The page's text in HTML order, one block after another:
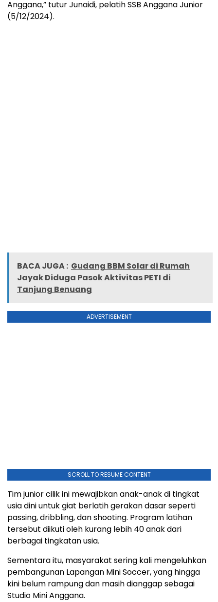
Anggana,” tutur Junaidi, pelatih SSB Anggana Junior
(5/12/2024).
BACA JUGA : Gudang BBM Solar di Rumah
Jayak Diduga Pasok Aktivitas PETI di
Tanjung Benuang
ADVERTISEMENT
SCROLL TO RESUME CONTENT
Tim junior cilik ini mewajibkan anak-anak di tingkat
usia dini untuk giat berlatih gerakan dasar seperti
passing, dribbling, dan shooting. Program latihan
tersebut diikuti oleh kurang lebih 40 anak dari
berbagai tingkatan usia.
Sementara itu, masyarakat sering kali mengeluhkan
pembangunan Lapangan Mini Soccer, yang hingga
kini belum rampung dan masih dianggap sebagai
Studio Mini Anggana.